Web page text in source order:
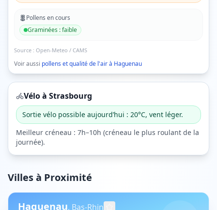
Pollens en cours
Graminées :faible
Source : Open-Meteo / CAMS
Voir aussi pollens et qualité de l'air à Haguenau
Vélo à Strasbourg
Sortie vélo possible aujourd’hui : 20°C, vent léger.
Meilleur créneau : 7h–10h (créneau le plus roulant de la
journée).
Villes à Proximité
Haguenau, Bas-Rhin